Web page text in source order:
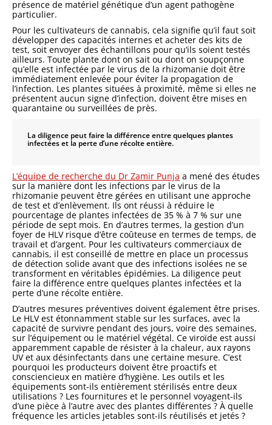
présence de matériel génétique d’un agent pathogène
particulier.
Pour les cultivateurs de cannabis, cela signifie qu’il faut soit
développer des capacités internes et acheter des kits de
test, soit envoyer des échantillons pour qu’ils soient testés
ailleurs. Toute plante dont on sait ou dont on soupçonne
qu’elle est infectée par le virus de la rhizomanie doit être
immédiatement enlevée pour éviter la propagation de
l’infection. Les plantes situées à proximité, même si elles ne
présentent aucun signe d’infection, doivent être mises en
quarantaine ou surveillées de près.
La diligence peut faire la différence entre quelques plantes
infectées et la perte d’une récolte entière.
L’équipe de recherche du Dr Zamir Punja a mené des études
sur la manière dont les infections par le virus de la
rhizomanie peuvent être gérées en utilisant une approche
de test et d’enlèvement. Ils ont réussi à réduire le
pourcentage de plantes infectées de 35 % à 7 % sur une
période de sept mois. En d’autres termes, la gestion d’un
foyer de HLV risque d’être coûteuse en termes de temps, de
travail et d’argent. Pour les cultivateurs commerciaux de
cannabis, il est conseillé de mettre en place un processus
de détection solide avant que des infections isolées ne se
transforment en véritables épidémies. La diligence peut
faire la différence entre quelques plantes infectées et la
perte d’une récolte entière.
D’autres mesures préventives doivent également être prises.
Le HLV est étonnamment stable sur les surfaces, avec la
capacité de survivre pendant des jours, voire des semaines,
sur l’équipement ou le matériel végétal. Ce viroïde est aussi
apparemment capable de résister à la chaleur, aux rayons
UV et aux désinfectants dans une certaine mesure. C’est
pourquoi les producteurs doivent être proactifs et
consciencieux en matière d’hygiène. Les outils et les
équipements sont-ils entièrement stérilisés entre deux
utilisations ? Les fournitures et le personnel voyagent-ils
d’une pièce à l’autre avec des plantes différentes ? À quelle
fréquence les articles jetables sont-ils réutilisés et jetés ?